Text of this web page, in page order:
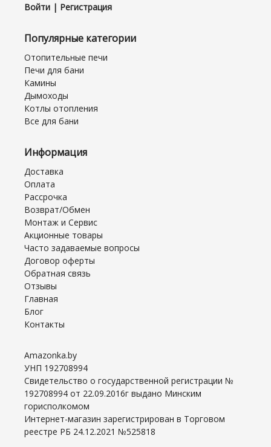
Войти | Регистрация
Популярные категории
Отопительные печи
Печи для бани
Камины
Дымоходы
Котлы отопления
Все для бани
Информация
Доставка
Оплата
Рассрочка
Возврат/Обмен
Монтаж и Сервис
Акционные товары
Часто задаваемые вопросы
Договор оферты
Обратная связь
Отзывы
Главная
Блог
Контакты
Amazonka.by
УНП 192708994
Свидетельство о государственной регистрации №
192708994 от 22.09.2016г выдано Минским
горисполкомом
Интернет-магазин зарегистрирован в Торговом
реестре РБ 24.12.2021 №525818